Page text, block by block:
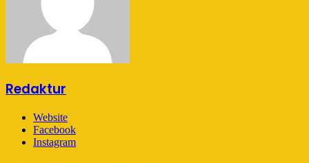
Redaktur
Website
Facebook
Instagram